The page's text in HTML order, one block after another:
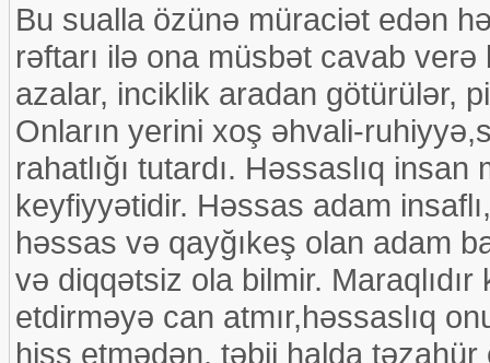
Bu sualla özünə müraciət edən
rəftarı ilə ona müsbət cavab verə
azalar, inciklik aradan götürülər,
Onların yerini xoş əhvali-
rahatlığı tutardı. Həssaslıq
keyfiyyətidir. Həssas adam
həssas və qayğıkeş olan adam
və diqqətsiz ola bilmir.
etdirməyə can atmır,həssaslıq
hiss etmədən, təbii halda təzahür